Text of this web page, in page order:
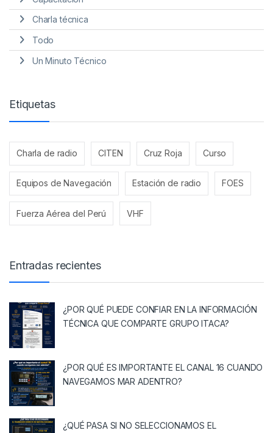
Charla técnica
Todo
Un Minuto Técnico
Etiquetas
Charla de radio CITEN Cruz Roja Curso
Equipos de Navegación Estación de radio FOES
Fuerza Aérea del Perú VHF
Entradas recientes
¿POR QUÉ PUEDE CONFIAR EN LA INFORMACIÓN
TÉCNICA QUE COMPARTE GRUPO ITACA?
¿POR QUÉ ES IMPORTANTE EL CANAL 16 CUANDO
NAVEGAMOS MAR ADENTRO?
¿QUÉ PASA SI NO SELECCIONAMOS EL